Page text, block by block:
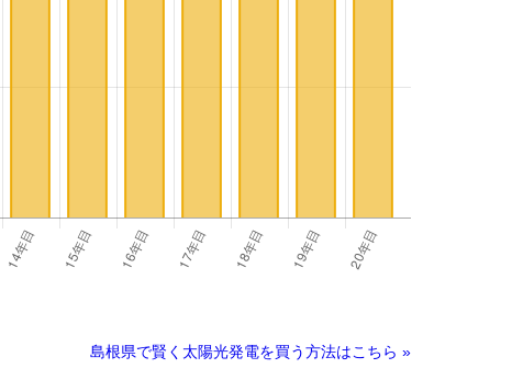
島根県で賢く太陽光発電を買う方法はこちら »